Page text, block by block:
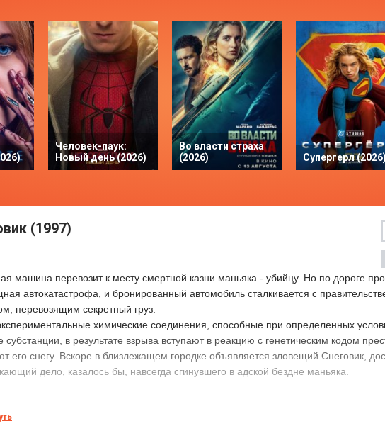
Человек-паук:
Новый день (2026)
Во власти страха
(2026)
Супергерл
(1997)
машина перевозит к месту смертной казни маньяка - убийцу. Но по дороге
автокатастрофа, и бронированный автомобиль сталкивается с
перевозящим секретный груз.
химические соединения, способные при определенных
субстанции, в результате взрыва вступают в реакцию с генетическим кодом
его снегу. Вскоре в близлежащем городке объявляется зловещий Снеговик,
дело, казалось бы, навсегда сгинувшего в адской бездне маньяка.